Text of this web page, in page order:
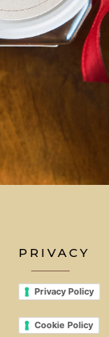
PRIVACY
Privacy Policy
Cookie Policy